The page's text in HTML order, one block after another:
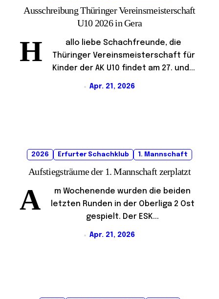
Ausschreibung Thüringer Vereinsmeisterschaft
U10 2026 in Gera
H
allo liebe Schachfreunde, die
Thüringer Vereinsmeisterschaft für
Kinder der AK U10 findet am 27. und...
Apr. 21, 2026
2026 Erfurter Schachklub 1. Mannschaft
Aufstiegsträume der 1. Mannschaft zerplatzt
A
m Wochenende wurden die beiden
letzten Runden in der Oberliga 2 Ost
gespielt. Der ESK...
Apr. 21, 2026